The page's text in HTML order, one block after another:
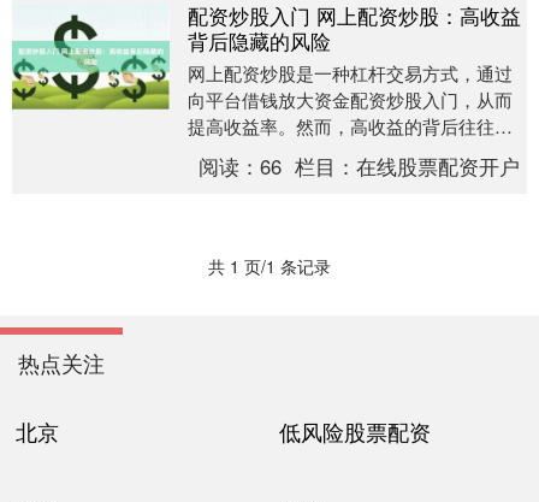
配资炒股入门 网上配资炒股：高收益
背后隐藏的风险
网上配资炒股是一种杠杆交易方式，通过
向平台借钱放大资金配资炒股入门，从而
提高收益率。然而，高收益的背后往往隐
藏着巨大的风险。 * 配资行业新闻：报道
配资行业最新....
阅读：66 栏目：在线股票配资开户
共 1 页/1 条记录
热点关注
北京 低风险股票配资